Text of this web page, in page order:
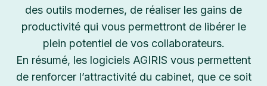
des outils modernes, de réaliser les gains de
productivité qui vous permettront de libérer le
plein potentiel de vos collaborateurs.
En résumé, les logiciels AGIRIS vous permettent
de renforcer l’attractivité du cabinet, que ce soit